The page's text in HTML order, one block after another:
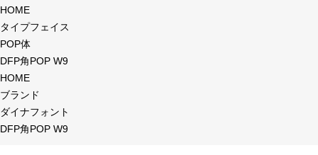
特集
年間ライセンス商品
商品名
HOME
タイプフェイス
POP体
DFP角POP W9
HOME
ブランド
ダイナフォント
DFP角POP W9